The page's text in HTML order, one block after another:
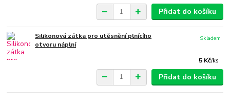
Přidat do košíku
Silikonová zátka pro utěsnění plnícího
otvoru náplní
5 Kč/ks
Skladem
Přidat do košíku